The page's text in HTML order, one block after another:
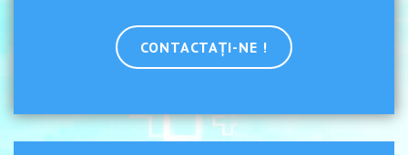
CONTACTAȚI-NE !